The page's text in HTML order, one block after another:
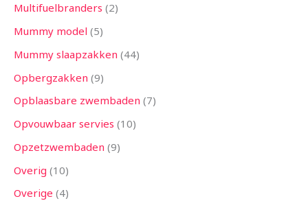
Multifuelbranders 2
Mummy model 5
Mummy slaapzakken 44
Opbergzakken 9
Opblaasbare zwembaden 7
Opvouwbaar servies 10
Opzetzwembaden 9
Overig 10
Overige 4